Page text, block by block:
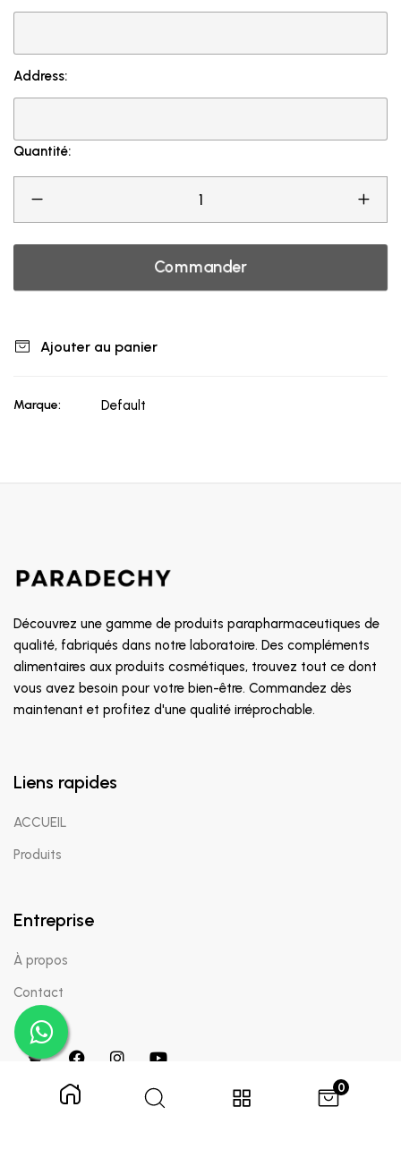
0
Address:
Quantité:
Commander
Ajouter au panier
Marque: Default
Découvrez une gamme de produits parapharmaceutiques de
qualité, fabriqués dans notre laboratoire. Des compléments
alimentaires aux produits cosmétiques, trouvez tout ce dont
vous avez besoin pour votre bien-être. Commandez dès
maintenant et profitez d'une qualité irréprochable.
Liens rapides
ACCUEIL
Produits
Entreprise
À propos
Contact